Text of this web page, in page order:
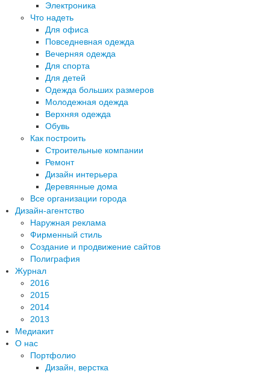
Электроника
Что надеть
Для офиса
Повседневная одежда
Вечерняя одежда
Для спорта
Для детей
Одежда больших размеров
Молодежная одежда
Верхняя одежда
Обувь
Как построить
Строительные компании
Ремонт
Дизайн интерьера
Деревянные дома
Все организации города
Дизайн-агентство
Наружная реклама
Фирменный стиль
Создание и продвижение сайтов
Полиграфия
Журнал
2016
2015
2014
2013
Медиакит
О нас
Портфолио
Дизайн, верстка